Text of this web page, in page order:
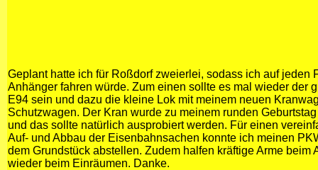
Geplant hatte ich für Roßdorf zweierlei, sodass ich auf jeden
Anhänger fahren würde. Zum einen sollte es mal wieder der
E94 sein und dazu die kleine Lok mit meinem neuen
Schutzwagen. Der Kran wurde zu meinem runden
und das sollte natürlich ausprobiert werden. Für einen
Auf- und Abbau der Eisenbahnsachen konnte ich meinen
dem Grundstück abstellen. Zudem halfen kräftige Arme beim
wieder beim Einräumen. Danke.